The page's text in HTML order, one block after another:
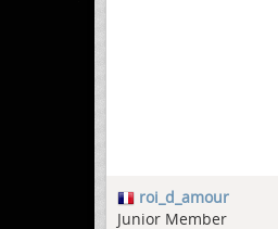
roi_d_amour
Junior Member